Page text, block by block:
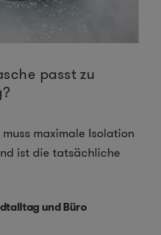
passt zu
maximale Isolation
ist die tatsächliche
und Büro